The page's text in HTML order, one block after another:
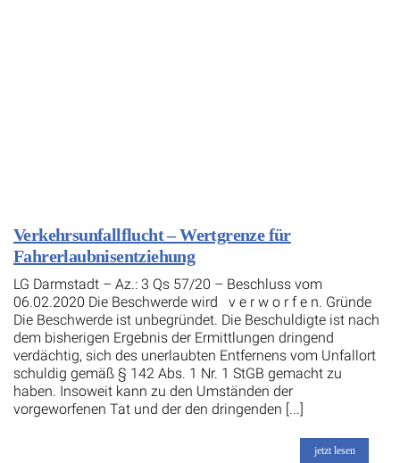
Verkehrsunfallflucht – Wertgrenze für
Fahrerlaubnisentziehung
LG Darmstadt – Az.: 3 Qs 57/20 – Beschluss vom
06.02.2020 Die Beschwerde wird v e r w o r f e n. Gründe
Die Beschwerde ist unbegründet. Die Beschuldigte ist nach
dem bisherigen Ergebnis der Ermittlungen dringend
verdächtig, sich des unerlaubten Entfernens vom Unfallort
schuldig gemäß § 142 Abs. 1 Nr. 1 StGB gemacht zu
haben. Insoweit kann zu den Umständen der
vorgeworfenen Tat und der den dringenden [...]
jetzt lesen